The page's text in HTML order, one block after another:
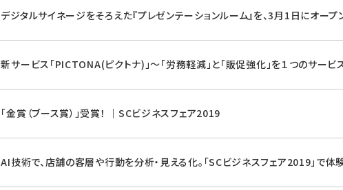
デジタルサイネージをそろえた『プレゼンテーションルーム』を、3月1日にオープ
新サービス「PICTONA(ピクトナ)」～「労務軽減」と「販促強化」を１つのサービ
「金賞（ブース賞）」受賞！ ｜SCビジネスフェア2019
AI技術で、店舗の客層や行動を分析・見える化。「SCビジネスフェア2019」で体験